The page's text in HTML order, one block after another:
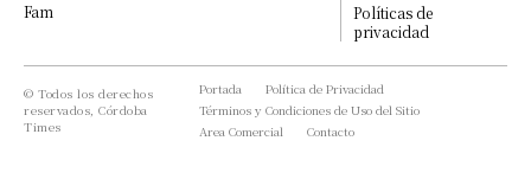
Fam
Políticas de
privacidad
© Todos los derechos
reservados, Córdoba
Times
Portada
Política de Privacidad
Términos y Condiciones de Uso del Sitio
Area Comercial
Contacto